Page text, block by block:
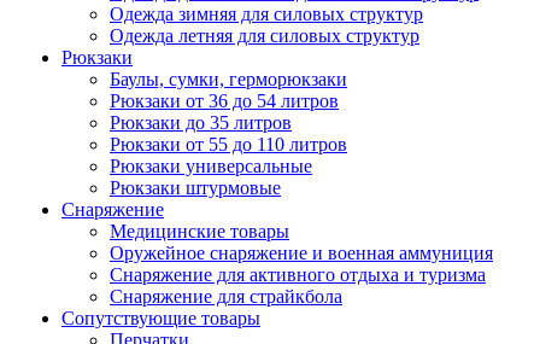
Одежда зимняя для силовых структур
Одежда летняя для силовых структур
Рюкзаки
Баулы, сумки, герморюкзаки
Рюкзаки от 36 до 54 литров
Рюкзаки до 35 литров
Рюкзаки от 55 до 110 литров
Рюкзаки универсальные
Рюкзаки штурмовые
Снаряжение
Медицинские товары
Оружейное снаряжение и военная аммуниция
Снаряжение для активного отдыха и туризма
Снаряжение для страйкбола
Сопутствующие товары
Перчатки